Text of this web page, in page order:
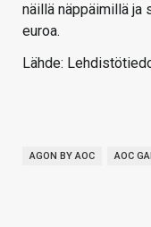
näillä näppäimillä ja
euroa.
Lähde:
AGON BY AOC AOC